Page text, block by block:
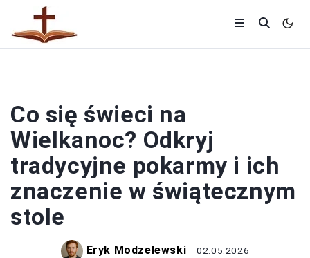
Co się świeci na
Wielkanoc? Odkryj
tradycyjne pokarmy i ich
znaczenie w świątecznym
stole
Eryk Modzelewski 02.05.2026